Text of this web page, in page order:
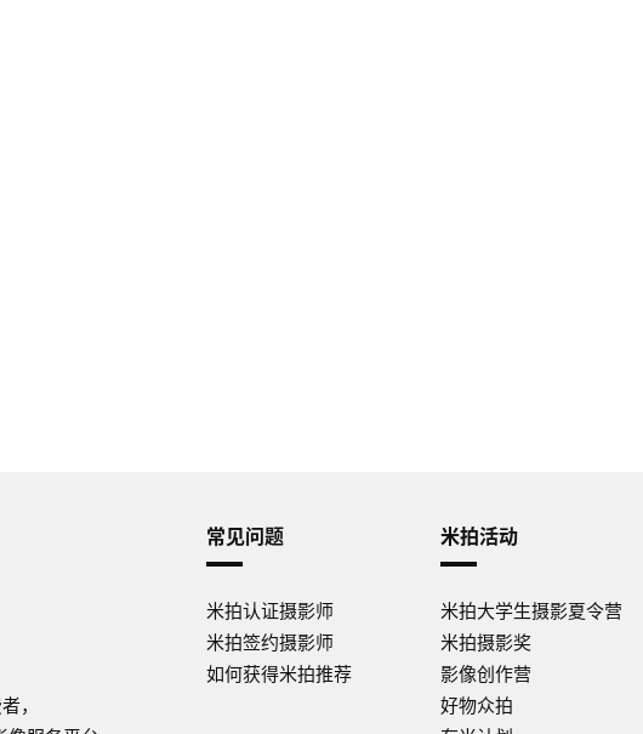
，
常见问题
米拍认证摄影师
米拍签约摄影师
如何获得米拍推荐
米拍活动
米拍大学生摄影夏令营
米拍摄影奖
影像创作营
好物众拍